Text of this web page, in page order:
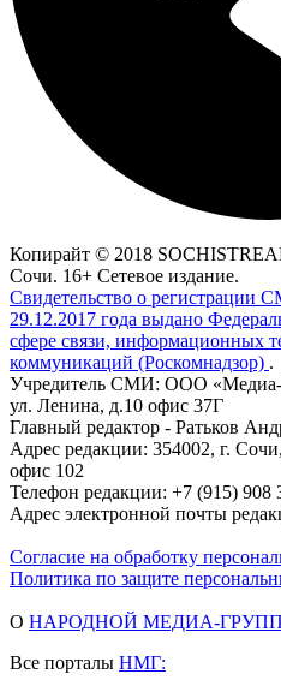
Копирайт © 2018
Сочи. 16+ Сетевое издание.
Свидетельство о
29.12.2017 года выдано
сфере связи, информационных
коммуникаций (Роскомнадзор) .
Учредитель СМИ: ООО «Медиа-
ул. Ленина, д.10 офис 37Г
Главный редактор - Ратьков
Адрес редакции: 354002, г.
офис 102
Телефон редакции: +7 (915) 908
Адрес электронной почты
Согласие на обработку
Политика по защите
О НАРОДНОЙ МЕДИА-
Все порталы НМГ: